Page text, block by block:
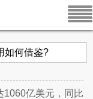
如何借鉴?
1060亿美元，同比